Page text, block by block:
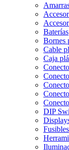
Baterías
Bornes
Cable
Caja
DIP